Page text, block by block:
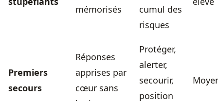
mémorisés
cumul des
risques
Premiers
secours
Réponses
apprises par
cœur sans
Protéger,
alerter,
secourir,
position